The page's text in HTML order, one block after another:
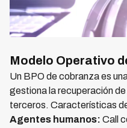
Modelo Operativo
Un BPO de cobranza es
gestiona la recuperación
terceros. Características
Agentes humanos: Call